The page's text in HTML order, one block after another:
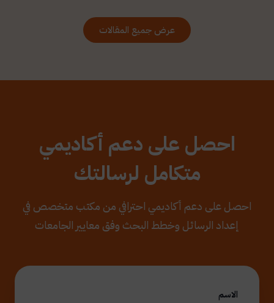
عرض جميع المقالات
احصل على دعم أكاديمي
متكامل لرسالتك
احصل على دعم أكاديمي احترافي من مكتب متخصص في
إعداد الرسائل وخطط البحث وفق معايير الجامعات
الاسم